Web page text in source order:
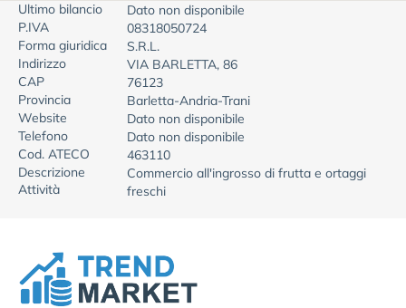
Ultimo bilancio
Dato non disponibile
P.IVA
08318050724
Forma giuridica
S.R.L.
Indirizzo
VIA BARLETTA, 86
CAP
76123
Provincia
Barletta-Andria-Trani
Website
Dato non disponibile
Telefono
Dato non disponibile
Cod. ATECO
463110
Descrizione
Attività
Commercio all'ingrosso di frutta e ortaggi
freschi